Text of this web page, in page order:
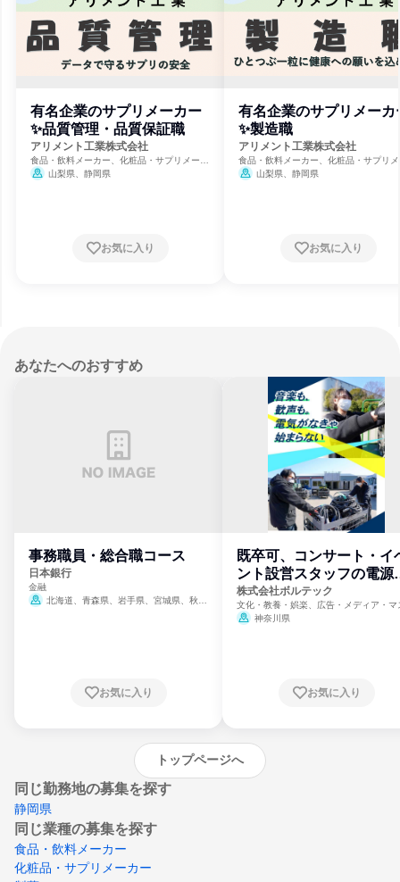
有名企業のサプリメーカー
✨品質管理・品質保証職
アリメント工業株式会社
食品・飲料メーカー、化粧品・サプリメーカ
ー、製薬山梨県、静岡県
お気に入り
有名企業のサプリメーカ
✨製造職
アリメント工業株式会社
食品・飲料メーカー、化粧品・サプリ
ー、製薬山梨県、静岡県
お気に入り
あなたへのおすすめ
事務職員・総合職コース
日本銀行
金融
北海道、青森県、岩手県、宮城県、秋田
崎県、熊本県、大分県、宮崎県、鹿児島県、
お気に入り
既卒可、コンサート・イ
ント設営スタッフの電源
門
株式会社ボルテック
文化・教養・娯楽、広告・メディア・マ
ミ、電力・ガス・水道・エネルギー
神奈川県
お気に入り
トップページへ
同じ勤務地の募集を探す
静岡県
同じ業種の募集を探す
食品・飲料メーカー
化粧品・サプリメーカー